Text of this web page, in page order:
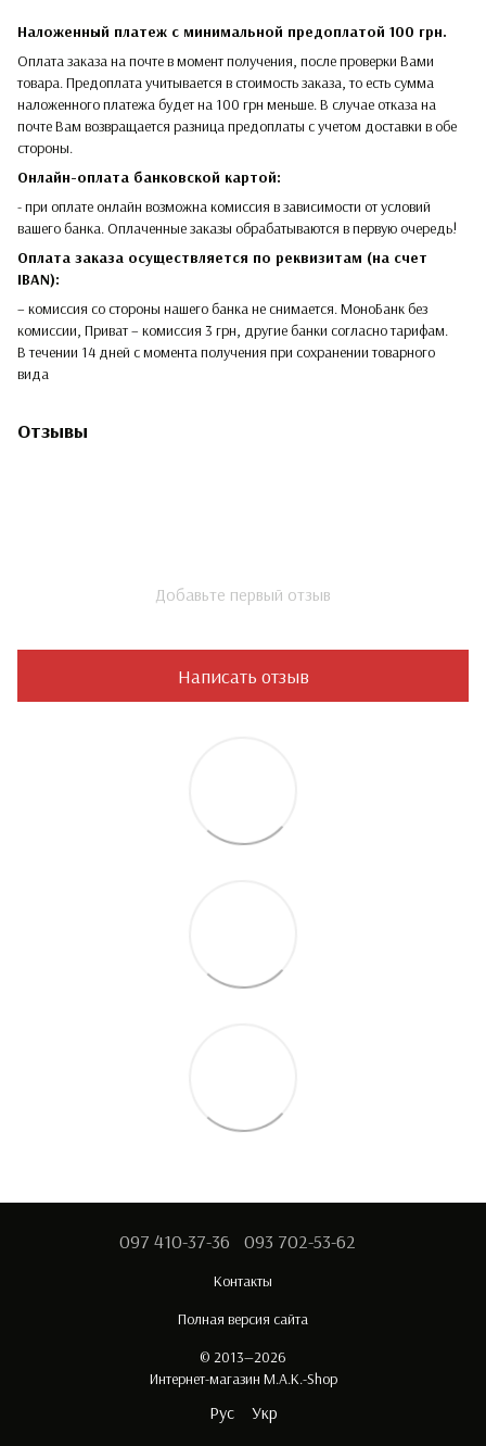
Наложенный платеж с минимальной предоплатой 100 грн.
Оплата заказа на почте в момент получения, после проверки Вами
товара. Предоплата учитывается в стоимость заказа, то есть сумма
наложенного платежа будет на 100 грн меньше. В случае отказа на
почте Вам возвращается разница предоплаты с учетом доставки в обе
стороны.​​
Онлайн-оплата банковской картой:
- при оплате онлайн возможна комиссия в зависимости от условий
вашего банка. Оплаченные заказы обрабатываются в первую очередь!
Оплата заказа осуществляется по реквизитам (на счет
IBAN):
– комиссия со стороны нашего банка не снимается. МоноБанк без
комиссии, Приват – комиссия 3 грн, другие банки согласно тарифам.
В течении 14 дней с момента получения при сохранении товарного
вида
Отзывы
Добавьте первый отзыв
Написать отзыв
097 410-37-36 093 702-53-62
Контакты
Полная версия сайта
© 2013—2026
Интернет-магазин M.A.K.-Shop
Рус Укр